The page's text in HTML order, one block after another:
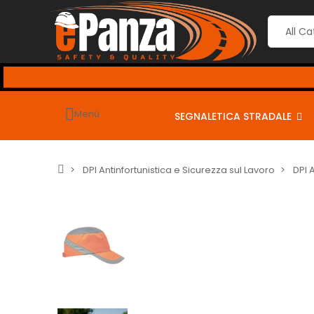
Menù SEGNALETICA STRADALE
DPI Antinfortunistica e Sicurezza sul Lavoro DPI